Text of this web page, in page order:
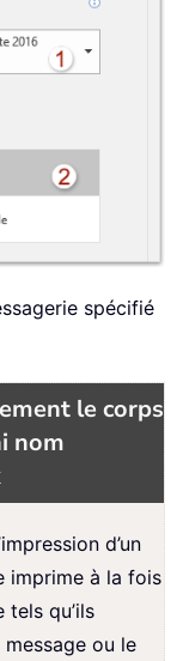
spécifié
le corps
nom
d’un
imprime à la fois
tels qu’ils
ou le